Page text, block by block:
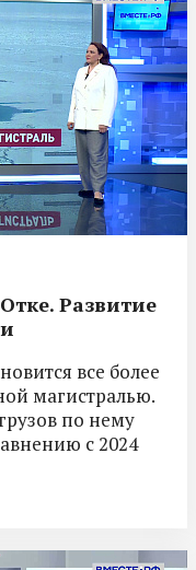
Развитие
все более
магистралью.
по нему
с 2024